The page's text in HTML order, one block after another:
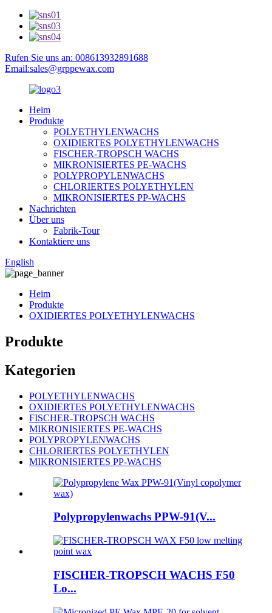
Rufen Sie uns an: 008613932891688
Email:sales@grppewax.com
Heim
Produkte
POLYETHYLENWACHS
OXIDIERTES POLYETHYLENWACHS
FISCHER-TROPSCH WACHS
MIKRONISIERTES PE-WACHS
POLYPROPYLENWACHS
CHLORIERTES POLYETHYLEN
MIKRONISIERTES PP-WACHS
Nachrichten
Über uns
Fabrik-Tour
Kontaktiere uns
English
Heim
Produkte
OXIDIERTES POLYETHYLENWACHS
Produkte
Kategorien
POLYETHYLENWACHS
OXIDIERTES POLYETHYLENWACHS
FISCHER-TROPSCH WACHS
MIKRONISIERTES PE-WACHS
POLYPROPYLENWACHS
CHLORIERTES POLYETHYLEN
MIKRONISIERTES PP-WACHS
Polypropylenwachs PPW-91(V...
FISCHER-TROPSCH WACHS F50
Lo...